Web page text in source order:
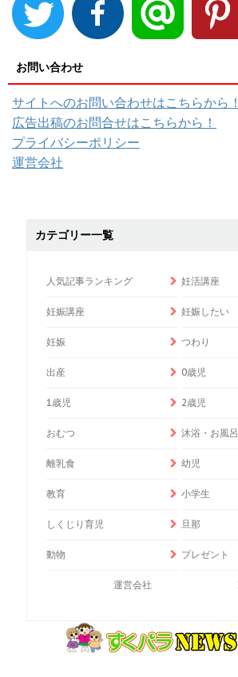
お問い合わせ
サイトへのお問い合わせはこちらから！
広告出稿のお問合せはこちらから！
プライバシーポリシー
運営会社
カテゴリー一覧
人気記事ランキング 妊活講座
妊娠講座 妊娠したい
妊娠 つわり
出産 0歳児
1歳児 2歳児
おむつ 沐浴・お風呂
離乳食 幼児
教育 小学生
しくじり育児 旦那
動物 プレゼント
運営会社